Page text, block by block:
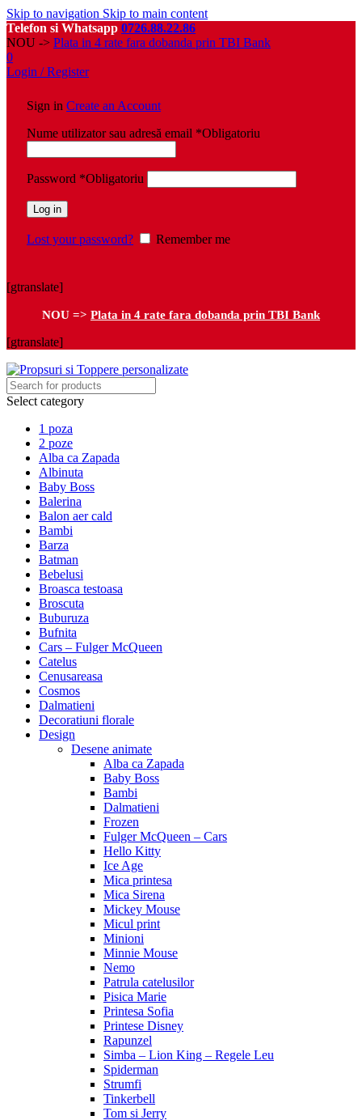
Skip to navigation Skip to main content
Telefon si Whatsapp 0726.88.22.86
NOU -> Plata in 4 rate fara dobanda prin TBI Bank
0
Login / Register
Sign in Create an Account
Nume utilizator sau adresă email *Obligatoriu
Password *Obligatoriu
Log in
Lost your password? Remember me
[gtranslate]
NOU => Plata in 4 rate fara dobanda prin TBI Bank
[gtranslate]
Select category
1 poza
2 poze
Alba ca Zapada
Albinuta
Baby Boss
Balerina
Balon aer cald
Bambi
Barza
Batman
Bebelusi
Broasca testoasa
Broscuta
Buburuza
Bufnita
Cars – Fulger McQueen
Catelus
Cenusareasa
Cosmos
Dalmatieni
Decoratiuni florale
Design
Desene animate
Alba ca Zapada
Baby Boss
Bambi
Dalmatieni
Frozen
Fulger McQueen – Cars
Hello Kitty
Ice Age
Mica printesa
Mica Sirena
Mickey Mouse
Micul print
Minioni
Minnie Mouse
Nemo
Patrula catelusilor
Pisica Marie
Printesa Sofia
Printese Disney
Rapunzel
Simba – Lion King – Regele Leu
Spiderman
Strumfi
Tinkerbell
Tom si Jerry